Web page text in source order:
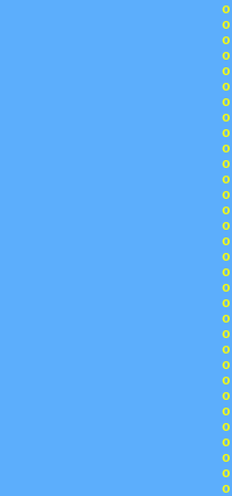
o
o
o
o
o
o
o
o
o
o
o
o
o
o
o
o
o
o
o
o
o
o
o
o
o
o
o
o
o
o
o
o